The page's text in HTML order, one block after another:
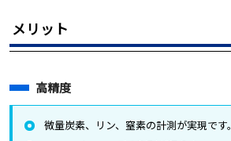
メリット
高精度
微量炭素、リン、窒素の計測が実現です。